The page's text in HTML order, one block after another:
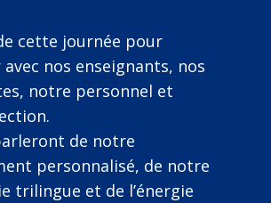
cette journée pour
avec nos enseignants, nos
notre personnel et
de notre
personnalisé, de notre
trilingue et de l’énergie